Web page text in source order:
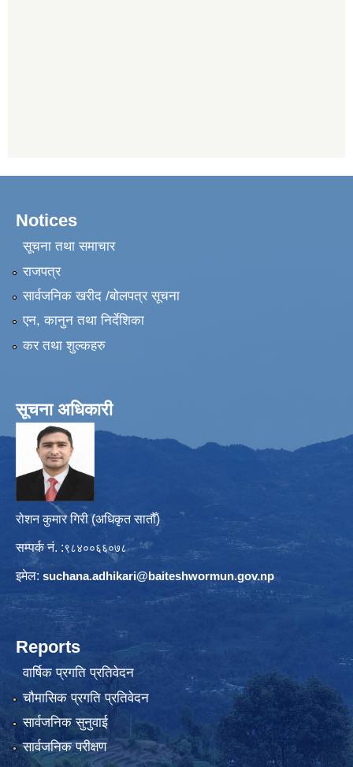
Notices
सूचना तथा समाचार
राजपत्र
सार्वजनिक खरीद /बोलपत्र सूचना
एन, कानुन तथा निर्देशिका
कर तथा शुल्कहरु
सूचना अधिकारी
रोशन कुमार गिरी (अधिकृत सातौँ)
सम्पर्क नं. :९८४००६६०७८
इमेल: suchana.adhikari@baiteshwormun.gov.np
Reports
वार्षिक प्रगति प्रतिवेदन
चौमासिक प्रगति प्रतिवेदन
सार्वजनिक सुनुवाई
सार्वजनिक परीक्षण